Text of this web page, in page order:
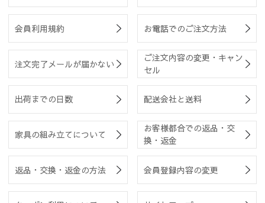
会員利用規約 お電話でのご注文方法
注文完了メールが届かない
ご注文内容の変更・キャン
セル
出荷までの日数 配送会社と送料
家具の組み立てについて
お客様都合での返品・交
換・返金
返品・交換・返金の方法 会員登録内容の変更